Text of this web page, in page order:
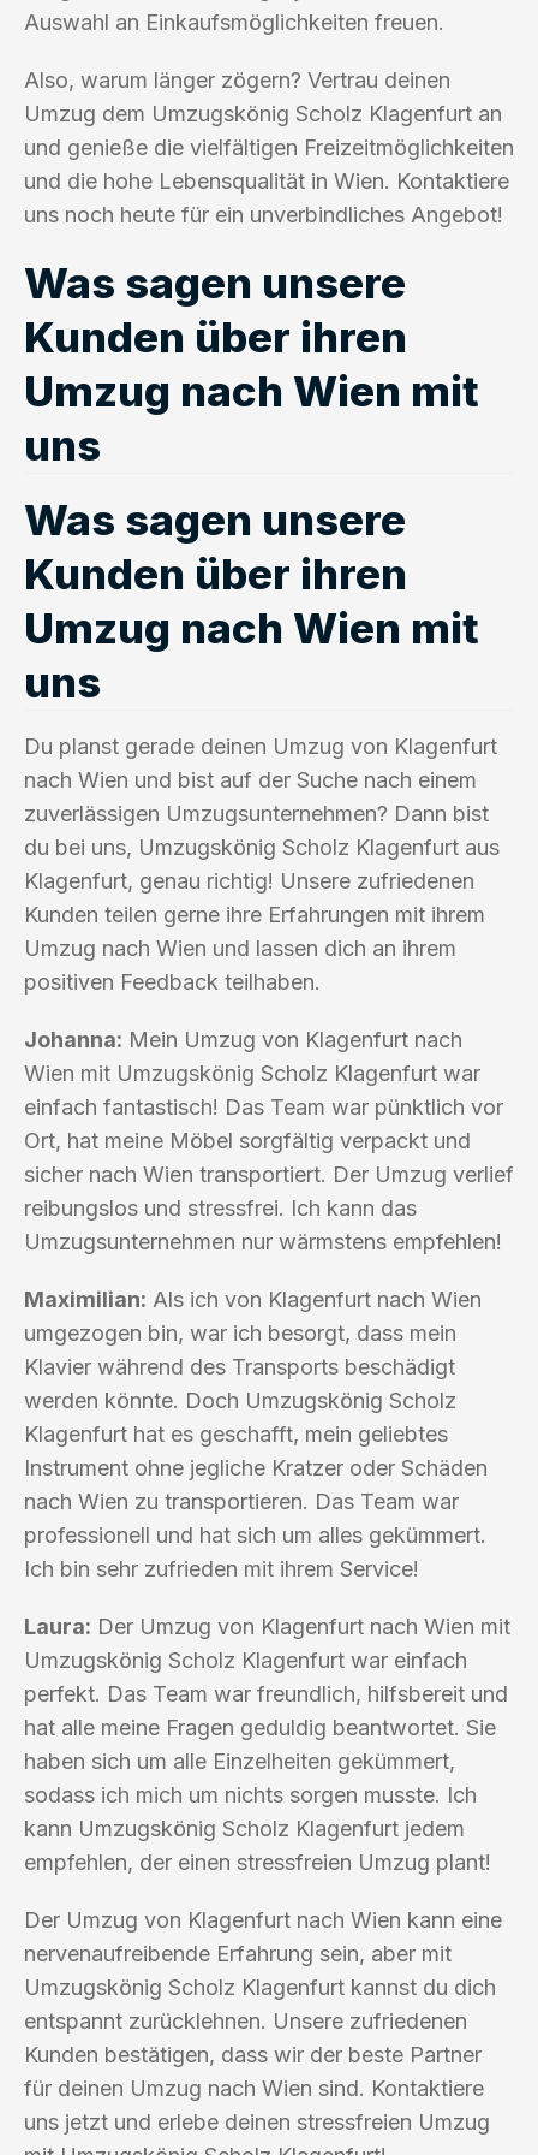
Auswahl an Einkaufsmöglichkeiten freuen.
Also, warum länger zögern? Vertrau deinen
Umzug dem Umzugskönig Scholz Klagenfurt an
und genieße die vielfältigen Freizeitmöglichkeiten
und die hohe Lebensqualität in Wien. Kontaktiere
uns noch heute für ein unverbindliches Angebot!
Was sagen unsere
Kunden über ihren
Umzug nach Wien mit
uns
Was sagen unsere
Kunden über ihren
Umzug nach Wien mit
uns
Du planst gerade deinen Umzug von Klagenfurt
nach Wien und bist auf der Suche nach einem
zuverlässigen Umzugsunternehmen? Dann bist
du bei uns, Umzugskönig Scholz Klagenfurt aus
Klagenfurt, genau richtig! Unsere zufriedenen
Kunden teilen gerne ihre Erfahrungen mit ihrem
Umzug nach Wien und lassen dich an ihrem
positiven Feedback teilhaben.
Johanna: Mein Umzug von Klagenfurt nach
Wien mit Umzugskönig Scholz Klagenfurt war
einfach fantastisch! Das Team war pünktlich vor
Ort, hat meine Möbel sorgfältig verpackt und
sicher nach Wien transportiert. Der Umzug verlief
reibungslos und stressfrei. Ich kann das
Umzugsunternehmen nur wärmstens empfehlen!
Maximilian: Als ich von Klagenfurt nach Wien
umgezogen bin, war ich besorgt, dass mein
Klavier während des Transports beschädigt
werden könnte. Doch Umzugskönig Scholz
Klagenfurt hat es geschafft, mein geliebtes
Instrument ohne jegliche Kratzer oder Schäden
nach Wien zu transportieren. Das Team war
professionell und hat sich um alles gekümmert.
Ich bin sehr zufrieden mit ihrem Service!
Laura: Der Umzug von Klagenfurt nach Wien mit
Umzugskönig Scholz Klagenfurt war einfach
perfekt. Das Team war freundlich, hilfsbereit und
hat alle meine Fragen geduldig beantwortet. Sie
haben sich um alle Einzelheiten gekümmert,
sodass ich mich um nichts sorgen musste. Ich
kann Umzugskönig Scholz Klagenfurt jedem
empfehlen, der einen stressfreien Umzug plant!
Der Umzug von Klagenfurt nach Wien kann eine
nervenaufreibende Erfahrung sein, aber mit
Umzugskönig Scholz Klagenfurt kannst du dich
entspannt zurücklehnen. Unsere zufriedenen
Kunden bestätigen, dass wir der beste Partner
für deinen Umzug nach Wien sind. Kontaktiere
uns jetzt und erlebe deinen stressfreien Umzug